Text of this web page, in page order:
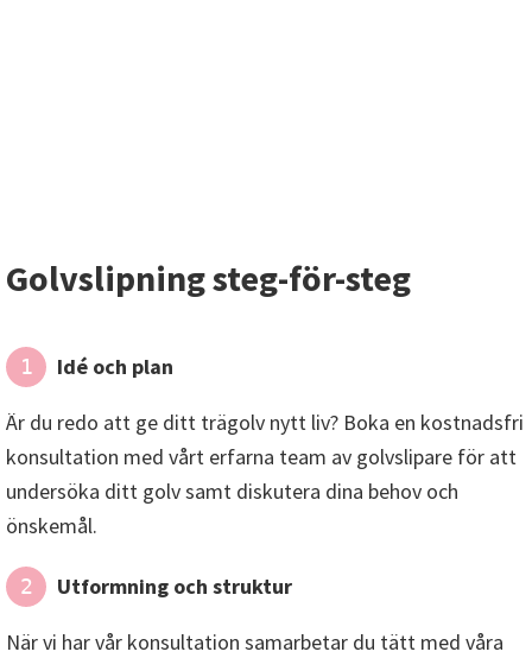
Golvslipning steg-för-steg
1 Idé och plan
Är du redo att ge ditt trägolv nytt liv? Boka en kostnadsfri
konsultation med vårt erfarna team av golvslipare för att
undersöka ditt golv samt diskutera dina behov och
önskemål.
2 Utformning och struktur
När vi har vår konsultation samarbetar du tätt med våra